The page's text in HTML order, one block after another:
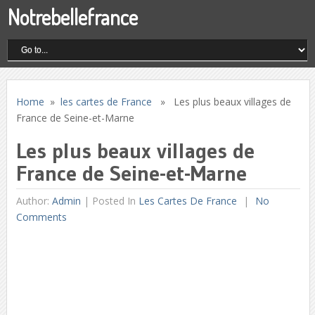
Notrebellefrance
Home » les cartes de France » Les plus beaux villages de
France de Seine-et-Marne
Les plus beaux villages de
France de Seine-et-Marne
Author: Admin | Posted In Les Cartes De France
No
Comments